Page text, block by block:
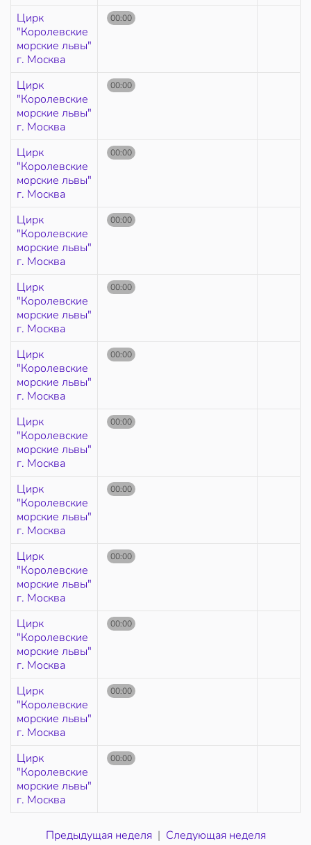
Цирк
"Королевские
морские львы"
г. Москва
00:00
Цирк
"Королевские
морские львы"
г. Москва
00:00
Цирк
"Королевские
морские львы"
г. Москва
00:00
Цирк
"Королевские
морские львы"
г. Москва
00:00
Цирк
"Королевские
морские львы"
г. Москва
00:00
Цирк
"Королевские
морские львы"
г. Москва
00:00
Цирк
"Королевские
морские львы"
г. Москва
00:00
Цирк
"Королевские
морские львы"
г. Москва
00:00
Цирк
"Королевские
морские львы"
г. Москва
00:00
Цирк
"Королевские
морские львы"
г. Москва
00:00
Цирк
"Королевские
морские львы"
г. Москва
00:00
Цирк
"Королевские
морские львы"
г. Москва
00:00
Предыдущая неделя| Следующая неделя